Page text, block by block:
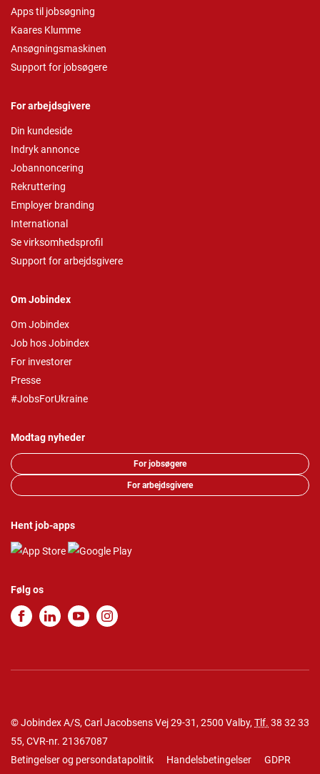
Apps til jobsøgning
Kaares Klumme
Ansøgningsmaskinen
Support for jobsøgere
For arbejdsgivere
Din kundeside
Indryk annonce
Jobannoncering
Rekruttering
Employer branding
International
Se virksomhedsprofil
Support for arbejdsgivere
Om Jobindex
Om Jobindex
Job hos Jobindex
For investorer
Presse
#JobsForUkraine
Modtag nyheder
For jobsøgere
For arbejdsgivere
Hent job-apps
Følg os
© Jobindex A/S, Carl Jacobsens Vej 29-31, 2500 Valby, Tlf. 38 32 33
55, CVR-nr. 21367087
Betingelser og persondatapolitik
Handelsbetingelser
GDPR